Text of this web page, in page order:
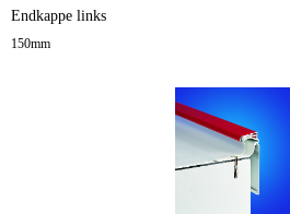
Endkappe links
150mm